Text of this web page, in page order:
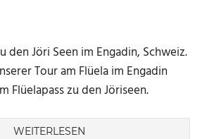
den Jöri Seen im Engadin, Schweiz.
Tour am Flüela im Engadin
Flüelapass zu den Jöriseen.
WEITERLESEN